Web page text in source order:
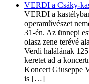
VERDI a Csáky-
VERDI a
operaművészet
31-én. Az ünnepi
olasz zene terévé
Verdi halálának
keretet ad a
Koncert Giuseppe
is […]